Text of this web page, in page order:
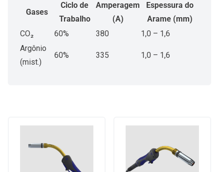
Gases
Ciclo de
Trabalho
Amperagem
(A)
Espessura do
Arame (mm)
CO₂
60% 380
1,0 – 1,6
Argônio
(mist.)
60% 335 1,0 – 1,6